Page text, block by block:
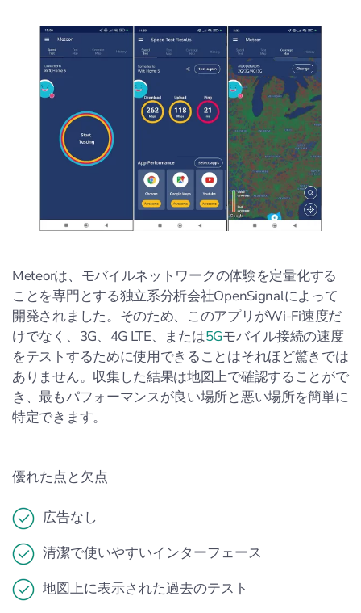
Meteorは、モバイルネットワークの体験を定量化する
ことを専門とする独立系分析会社OpenSignalによって
開発されました。そのため、このアプリがWi-Fi速度だ
けでなく、3G、4G LTE、または5Gモバイル接続の速度
をテストするために使用できることはそれほど驚きでは
ありません。収集した結果は地図上で確認することがで
き、最もパフォーマンスが良い場所と悪い場所を簡単に
特定できます。
優れた点と欠点
広告なし
清潔で使いやすいインターフェース
地図上に表示された過去のテスト